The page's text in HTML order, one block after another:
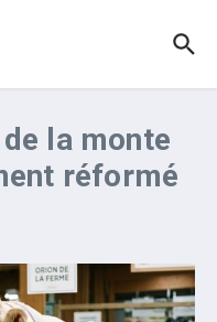
la monte
réformé